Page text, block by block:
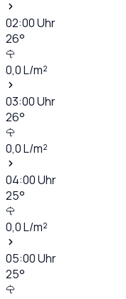
02:00Uhr
26°
0,0L/m²
03:00Uhr
26°
0,0L/m²
04:00Uhr
25°
0,0L/m²
05:00Uhr
25°